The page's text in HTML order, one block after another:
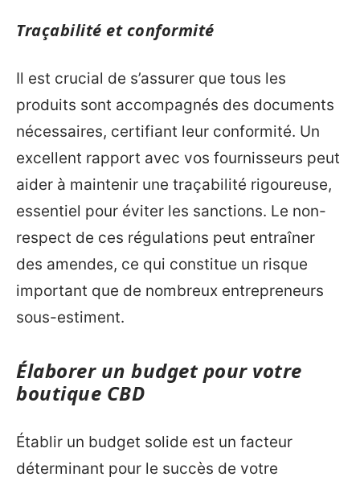
Traçabilité et conformité
Il est crucial de s’assurer que tous les
produits sont accompagnés des documents
nécessaires, certifiant leur conformité. Un
excellent rapport avec vos fournisseurs peut
aider à maintenir une traçabilité rigoureuse,
essentiel pour éviter les sanctions. Le non-
respect de ces régulations peut entraîner
des amendes, ce qui constitue un risque
important que de nombreux entrepreneurs
sous-estiment.
Élaborer un budget pour votre
boutique CBD
Établir un budget solide est un facteur
déterminant pour le succès de votre